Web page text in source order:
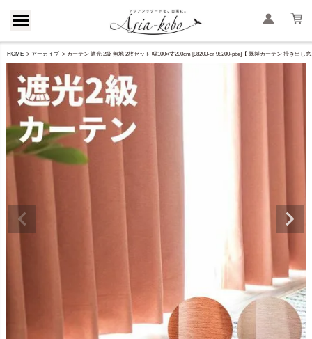
HOME アーカイブ カーテン 遮光 2級 無地 2枚セット 幅100×丈200cm [98200-or 98200-pbe]【 既製カーテン 掃き出